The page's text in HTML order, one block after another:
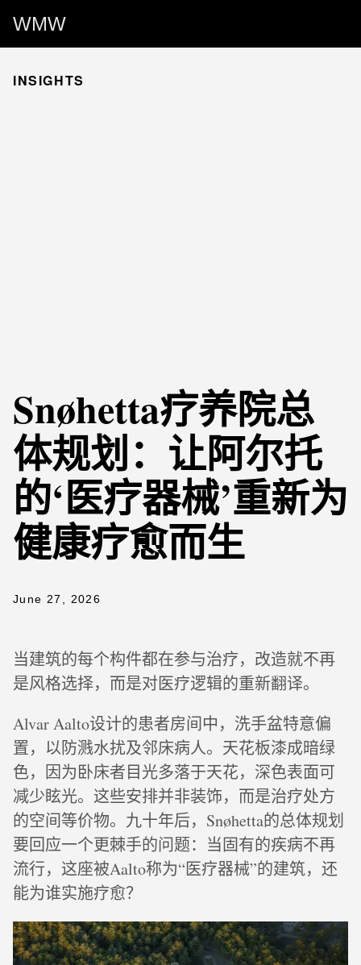
WMW
INSIGHTS
Snøhetta疗养院总
体规划：让阿尔托
的‘医疗器械’重新为
健康疗愈而生
June 27, 2026
当建筑的每个构件都在参与治疗，改造就不再
是风格选择，而是对医疗逻辑的重新翻译。
Alvar Aalto设计的患者房间中，洗手盆特意偏
置，以防溅水扰及邻床病人。天花板漆成暗绿
色，因为卧床者目光多落于天花，深色表面可
减少眩光。这些安排并非装饰，而是治疗处方
的空间等价物。九十年后，Snøhetta的总体规划
要回应一个更棘手的问题：当固有的疾病不再
流行，这座被Aalto称为“医疗器械”的建筑，还
能为谁实施疗愈？